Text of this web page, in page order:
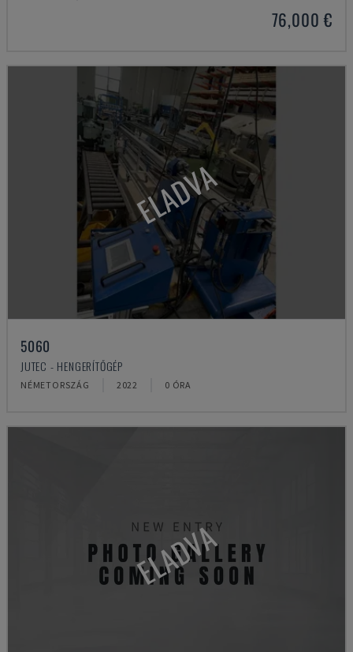
76,000 €
ELADVA
5060
JUTEC - HENGERÍTŐGÉP
NÉMETORSZÁG 2022 0 ÓRA
ELADVA